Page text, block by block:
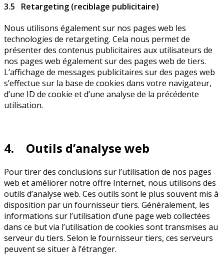
3.5 Retargeting (reciblage publicitaire)
Nous utilisons également sur nos pages web les
technologies de retargeting. Cela nous permet de
présenter des contenus publicitaires aux utilisateurs de
nos pages web également sur des pages web de tiers.
L’affichage de messages publicitaires sur des pages web
s’effectue sur la base de cookies dans votre navigateur,
d’une ID de cookie et d’une analyse de la précédente
utilisation.
4. Outils d’analyse web
Pour tirer des conclusions sur l’utilisation de nos pages
web et améliorer notre offre Internet, nous utilisons des
outils d’analyse web. Ces outils sont le plus souvent mis à
disposition par un fournisseur tiers. Généralement, les
informations sur l’utilisation d’une page web collectées
dans ce but via l’utilisation de cookies sont transmises au
serveur du tiers. Selon le fournisseur tiers, ces serveurs
peuvent se situer à l’étranger.